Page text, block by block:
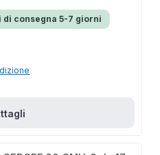
di consegna 5-7 giorni